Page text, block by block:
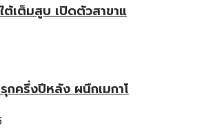
ต้เต็มสูบ เปิดตัวสาขาแ
กครึ่งปีหลัง ผนึกเมกาโ